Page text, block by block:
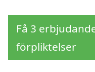
Få 3
förpliktelser